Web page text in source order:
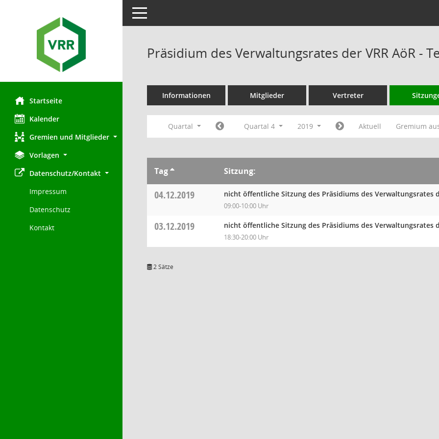
Startseite
Kalender
Gremien und Mitglieder
Vorlagen
Datenschutz/Kontakt
Impressum
Datenschutz
Kontakt
Toggle navigation
Präsidium des Verwaltungsrates der VRR AöR -
Informationen Mitglieder Vertreter
Quartal Quartal 4 2019 Aktuell Gremium
Tag Sitzung:
04.12.2019 nicht öffentliche Sitzung des Präsidiums des Verwaltungsrates
09:00-10:00 Uhr
03.12.2019 nicht öffentliche Sitzung des Präsidiums des Verwaltungsrates
18:30-20:00 Uhr
2 Sätze